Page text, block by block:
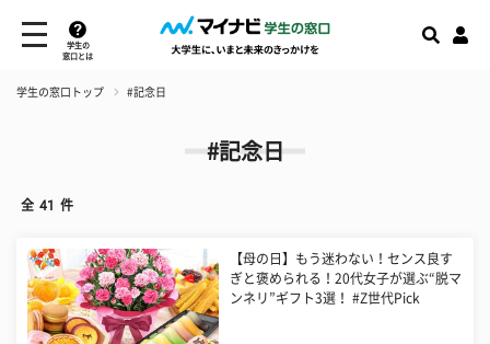
学生の
窓口とは
学生の窓口トップ #記念日
#記念日
全 41 件
【母の日】もう迷わない！センス良す
ぎと褒められる！20代女子が選ぶ“脱マ
ンネリ”ギフト3選！ #Z世代Pick